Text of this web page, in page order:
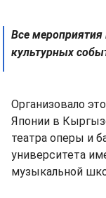
Все
культурных
Организовало
Японии в
театра оперы и
университета
музыкальной